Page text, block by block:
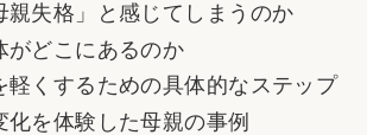
親失格」と感じてしまうのか
がどこにあるのか
軽くするための具体的なステップ
化を体験した母親の事例